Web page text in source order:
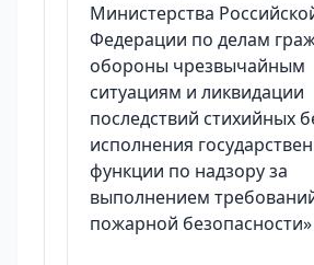
Министерства
Федерации по делам
обороны чрезвычайным
ситуациям и ликвидации
последствий стихийных
исполнения
функции по надзору за
выполнением
пожарной безопасности»